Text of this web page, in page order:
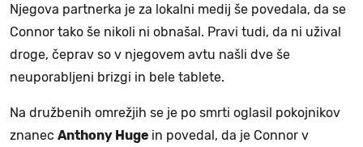
Njegova partnerka je za lokalni medij še povedala, da se
Connor tako še nikoli ni obnašal. Pravi tudi, da ni užival
droge, čeprav so v njegovem avtu našli dve še
neuporabljeni brizgi in bele tablete.
Na družbenih omrežjih se je po smrti oglasil pokojnikov
znanec Anthony Huge in povedal, da je Connor v